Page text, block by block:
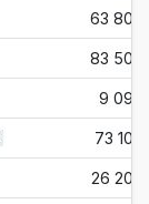
63 800
83 500
9 090
73 100
26 200